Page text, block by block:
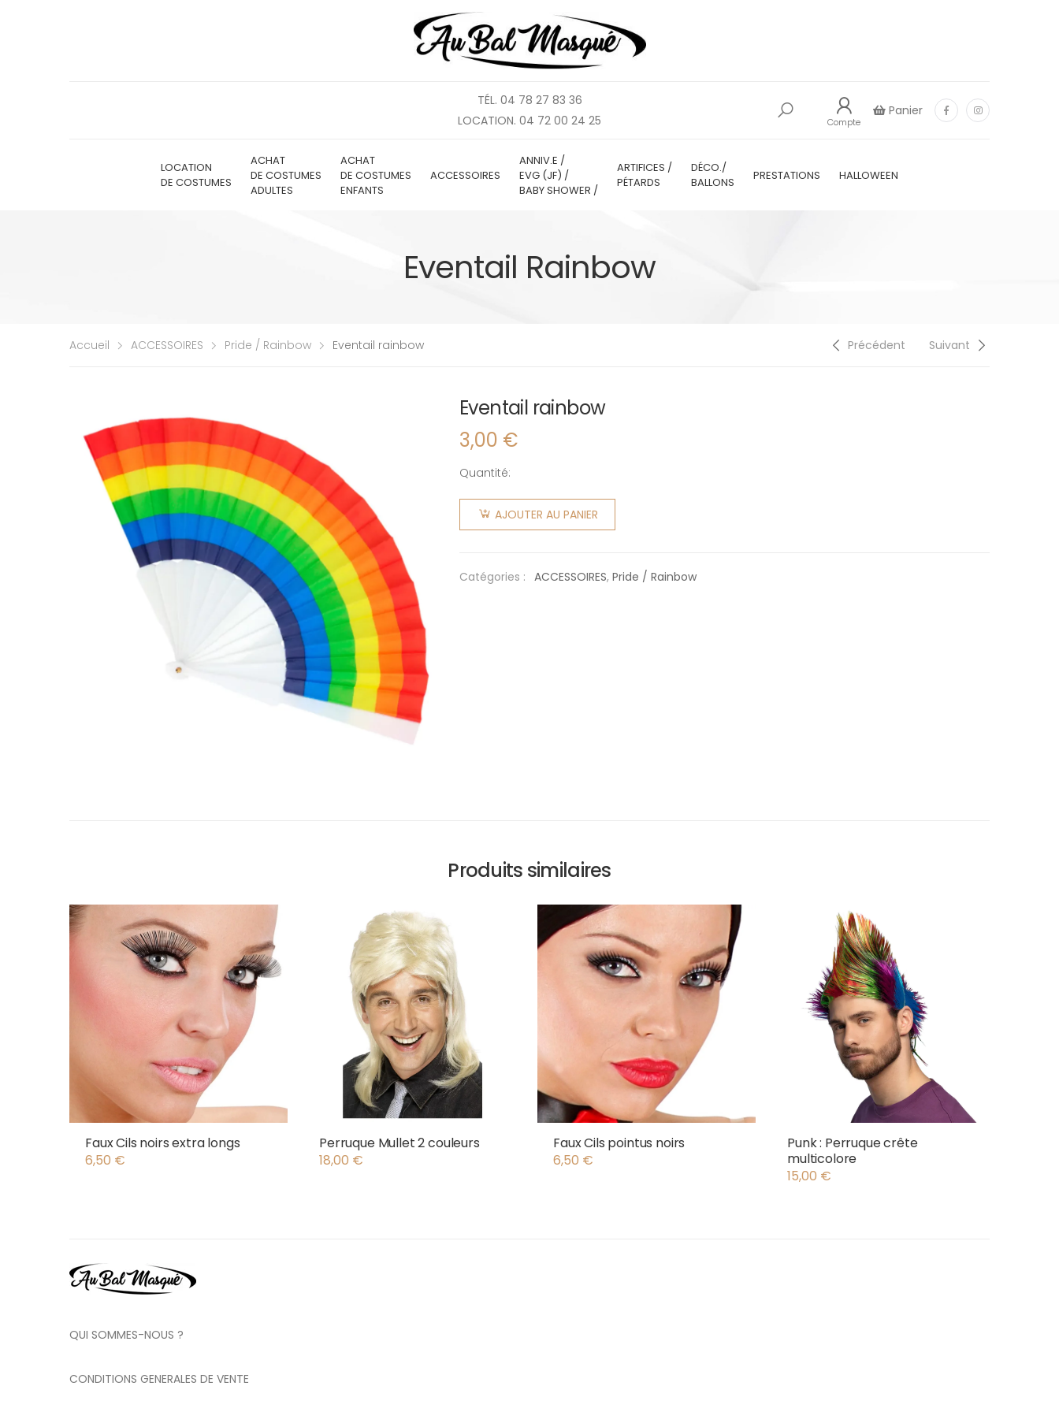
TÉL. 04 78 27 83 36
LOCATION. 04 72 00 24 25
Compte
Panier
LOCATION
DE COSTUMES
ACHAT
DE COSTUMES
ADULTES
ACHAT
DE COSTUMES
ENFANTS
ACCESSOIRES
ANNIV.E /
EVG (JF) /
BABY SHOWER /
ARTIFICES /
PÉTARDS
DÉCO./
BALLONS
PRESTATIONS HALLOWEEN
Eventail Rainbow
Accueil ACCESSOIRES Pride / Rainbow Eventail rainbow Précédent Suivant
Eventail rainbow
3,00 €
Quantité:
quantité
de
Eventail
AJOUTER AU PANIER
Catégories : ACCESSOIRES, Pride / Rainbow
Produits similaires
Faux Cils noirs extra longs
6,50 €
Perruque Mullet 2 couleurs
18,00 €
Faux Cils pointus noirs
6,50 €
Punk : Perruque crête
multicolore
15,00 €
QUI SOMMES-NOUS ?
CONDITIONS GENERALES DE VENTE